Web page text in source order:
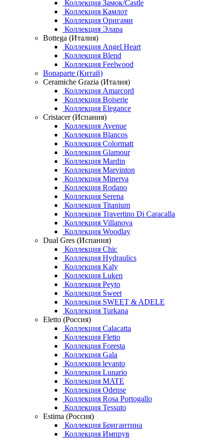
Коллекция Замок/Castle
Коллекция Камлот
Коллекция Оригами
Коллекция Элара
Bottega (Италия)
Коллекция Angel Heart
Коллекция Blend
Коллекция Feelwood
Bonaparte (Китай)
Ceramiche Grazia (Италия)
Коллекция Amarcord
Коллекция Boiserie
Коллекция Elegance
Cristacer (Испания)
Коллекция Avenue
Коллекция Blancos
Коллекция Colormatt
Коллекция Glamour
Коллекция Mardin
Коллекция Marvinton
Коллекция Minerva
Коллекция Rodano
Коллекция Serena
Коллекция Titanium
Коллекция Travertino Di Caracalla
Коллекция Villanova
Коллекция Woodlay
Dual Gres (Испания)
Коллекция Chic
Коллекция Hydraulics
Коллекция Kaly
Коллекция Luken
Коллекция Peyto
Коллекция Sweet
Коллекция SWEET & ADELE
Коллекция Turkana
Eletto (Россия)
Коллекция Calacatta
Коллекция Fletto
Коллекция Foresta
Коллекция Gala
Коллекция levanto
Коллекция Lunario
Коллекция MATE
Коллекция Odense
Коллекция Rosa Portogallo
Коллекция Tessuto
Estima (Россия)
Коллекция Бригантина
Коллекция Импрув